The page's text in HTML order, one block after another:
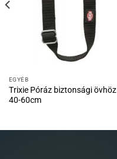
EGYÉB
Trixie Póráz biztonsági övhöz
40-60cm